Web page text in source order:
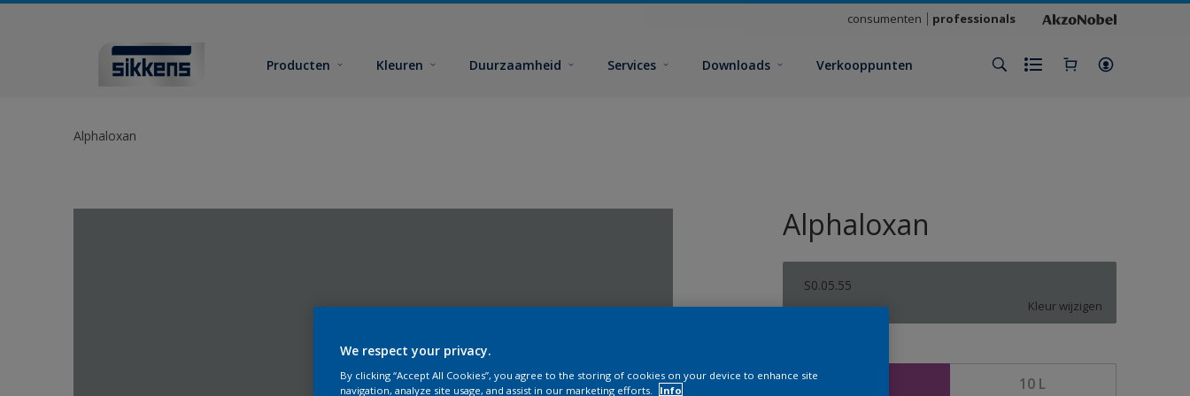
consumenten professionals
Producten Kleuren Duurzaamheid Services Downloads Verkooppunten
Alphaloxan
Alphaloxan
S0.05.55
Kleur wijzigen
10 L
We respect your privacy.
By clicking “Accept All Cookies”, you agree to the storing of cookies on your device to enhance site
navigation, analyze site usage, and assist in our marketing efforts.
Info